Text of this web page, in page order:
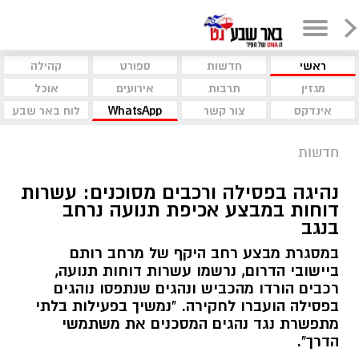
ראשי חדשות ספורט
קהילה
מגזין
תרבות אירועים
אוכל
אינדקס
צור קשר WhatsApp לוח באר שבע
חדשות
נהיגה בפסילה ורכבים מסוכנים: עשרות
דוחות במבצע אכיפת תנועה נרחב
בנגב
במסגרת מבצע רחב היקף של מרחב רותם
ביישובי הדרום, נרשמו עשרות דוחות תנועה,
רכבים הורדו מהכביש ונהגים שנתפסו נוהגים
בפסילה הועברו לחקירה. "נמשיך בפעילות בלתי
מתפשרת נגד נהגים המסכנים את משתמשי
הדרך".